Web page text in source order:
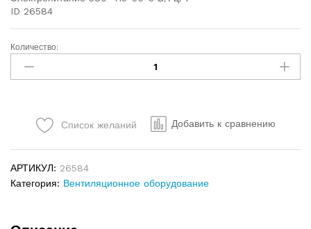
ID 26584
Количество:
Список желаний Добавить к сравнению
АРТИКУЛ: 26584
Категория: Вентиляционное оборудование